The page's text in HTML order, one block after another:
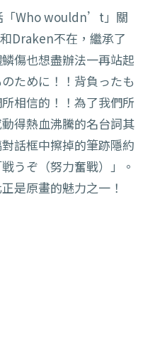
「Who wouldn’t」關
Draken不在，繼承了
傷也想盡辦法一再站起
ために！！背負ったも
相信的！！為了我們所
得熱血沸騰的名台詞其
話框中擦掉的筆跡隱約
うぞ（努力奮戰）」。
是原畫的魅力之一！